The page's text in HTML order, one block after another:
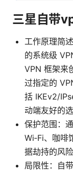
三星自带
工作原理简
的系统级
VPN 框架来
过指定的
括 IKEv2/
动端友好的选
保护范围：
Wi‑Fi、咖啡
据劫持的风险
局限性：自